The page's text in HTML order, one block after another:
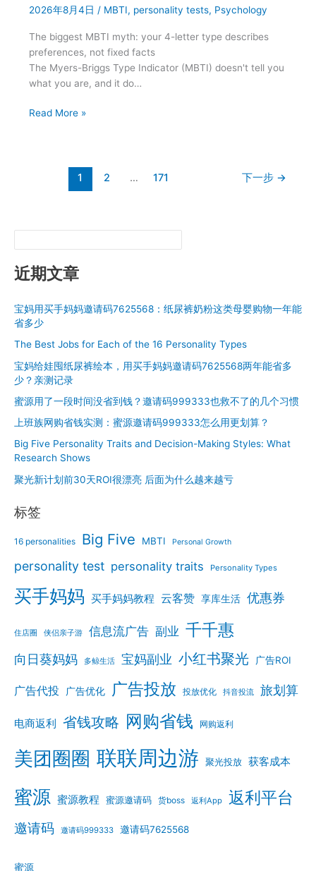
妈
邀
请
码
7625568
测：
多
2026年8月4日 / MBTI, personality tests, Psychology
The biggest MBTI myth: your 4-letter type describes
preferences, not fixed facts
The Myers-Briggs Type Indicator (MBTI) doesn't tell you
what you are, and it do…
7
Read More »
1 2 … 171 下一步 →
近期文章
宝妈用买手妈妈邀请码7625568：纸尿裤奶粉这类母婴购物一年能
省多少
The Best Jobs for Each of the 16 Personality Types
宝妈给娃囤纸尿裤绘本，用买手妈妈邀请码7625568两年能省多
少？亲测记录
蜜源用了一段时间没省到钱？邀请码999333也救不了的几个习惯
上班族网购省钱实测：蜜源邀请码999333怎么用更划算？
Big Five Personality Traits and Decision-Making Styles: What
Research Shows
聚光新计划前30天ROI很漂亮 后面为什么越来越亏
标签
16 personalities Big Five MBTI Personal Growth
personality test personality traits Personality Types
买手妈妈 买手妈妈教程 云客赞 享库生活 优惠券
住店圈 侠侣亲子游 信息流广告 副业 千千惠
向日葵妈妈 多鲸生活 宝妈副业 小红书聚光 广告ROI
广告代投 广告优化 广告投放 投放优化 抖音投流 旅划算
电商返利 省钱攻略 网购省钱 网购返利
美团圈圈 联联周边游 聚光投放 获客成本
蜜源 蜜源教程 蜜源邀请码 货boss 返利App 返利平台
邀请码 邀请码999333 邀请码7625568
蜜源